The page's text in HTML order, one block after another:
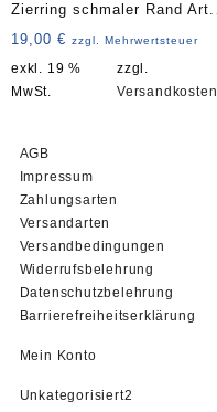
Zierring schmaler Rand Art.
3943
19,00 € zzgl. Mehrwertsteuer
exkl. 19 %
MwSt.
zzgl.
Versandkosten
AGB
Impressum
Zahlungsarten
Versandarten
Versandbedingungen
Widerrufsbelehrung
Datenschutzbelehrung
Barrierefreiheitserklärung
Mein Konto
Unkategorisiert2